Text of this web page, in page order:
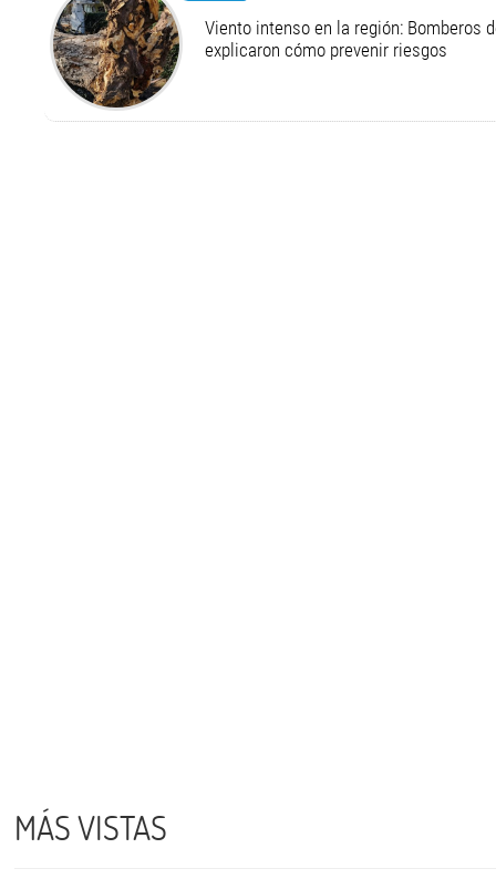
Viento intenso en la región: Bomberos
explicaron cómo prevenir riesgos
MÁS VISTAS